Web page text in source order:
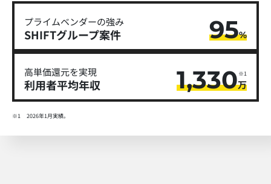
プライムベンダーの強み
SHIFTグループ​案件 95%
高単価還元を実現
利用者平均年収 1,330万
※1
※1 2026年1月実績。